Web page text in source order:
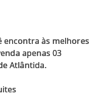
encontra às melhores
apenas 03
Atlântida.